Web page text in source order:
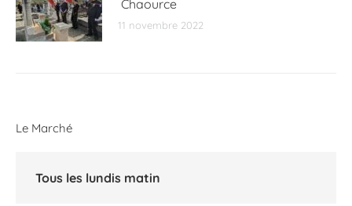
Chaource
11 novembre 2022
Le Marché
Tous les lundis matin